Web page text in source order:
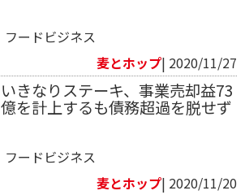
フードビジネス
麦とホップ| 2020/11/27
いきなりステーキ、事業売却益73
億を計上するも債務超過を脱せず
フードビジネス
麦とホップ| 2020/11/20